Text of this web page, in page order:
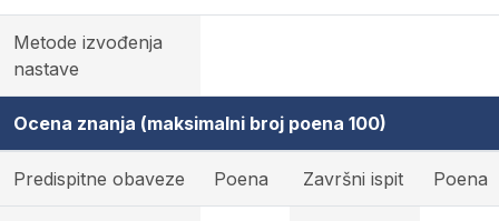
Metode izvođenja
nastave
Ocena znanja (maksimalni broj poena 100)
Predispitne obaveze Poena Završni ispit Poena